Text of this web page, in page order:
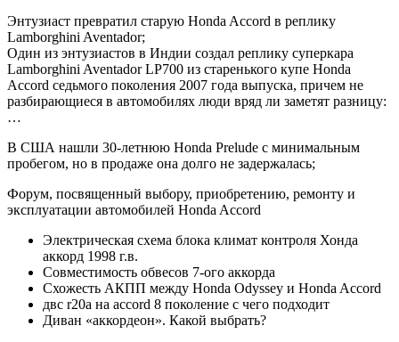
Энтузиаст превратил старую Honda Accord в реплику
Lamborghini Aventador;
Один из энтузиастов в Индии создал реплику суперкара
Lamborghini Aventador LP700 из старенького купе Honda
Accord седьмого поколения 2007 года выпуска, причем не
разбирающиеся в автомобилях люди вряд ли заметят разницу:
…
В США нашли 30-летнюю Honda Prelude с минимальным
пробегом, но в продаже она долго не задержалась;
Форум, посвященный выбору, приобретению, ремонту и
эксплуатации автомобилей Honda Accord
Электрическая схема блока климат контроля Хонда
аккорд 1998 г.в.
Совместимость обвесов 7-ого аккорда
Схожесть АКПП между Honda Odyssey и Honda Accord
двс r20a на accord 8 поколение с чего подходит
Диван «аккордеон». Какой выбрать?